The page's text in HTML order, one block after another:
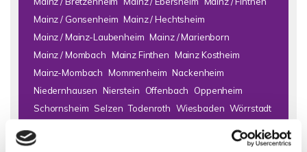
Mainz / Gonsenheim Mainz / Hechtsheim
Mainz / Mainz-Laubenheim Mainz / Marienborn
Mainz / Mombach Mainz Finthen Mainz Kostheim
Mainz-Mombach Mommenheim Nackenheim
Niedernhausen Nierstein Offenbach
Oppenheim
Schornsheim Selzen Todenroth Wiesbaden Wörrstadt